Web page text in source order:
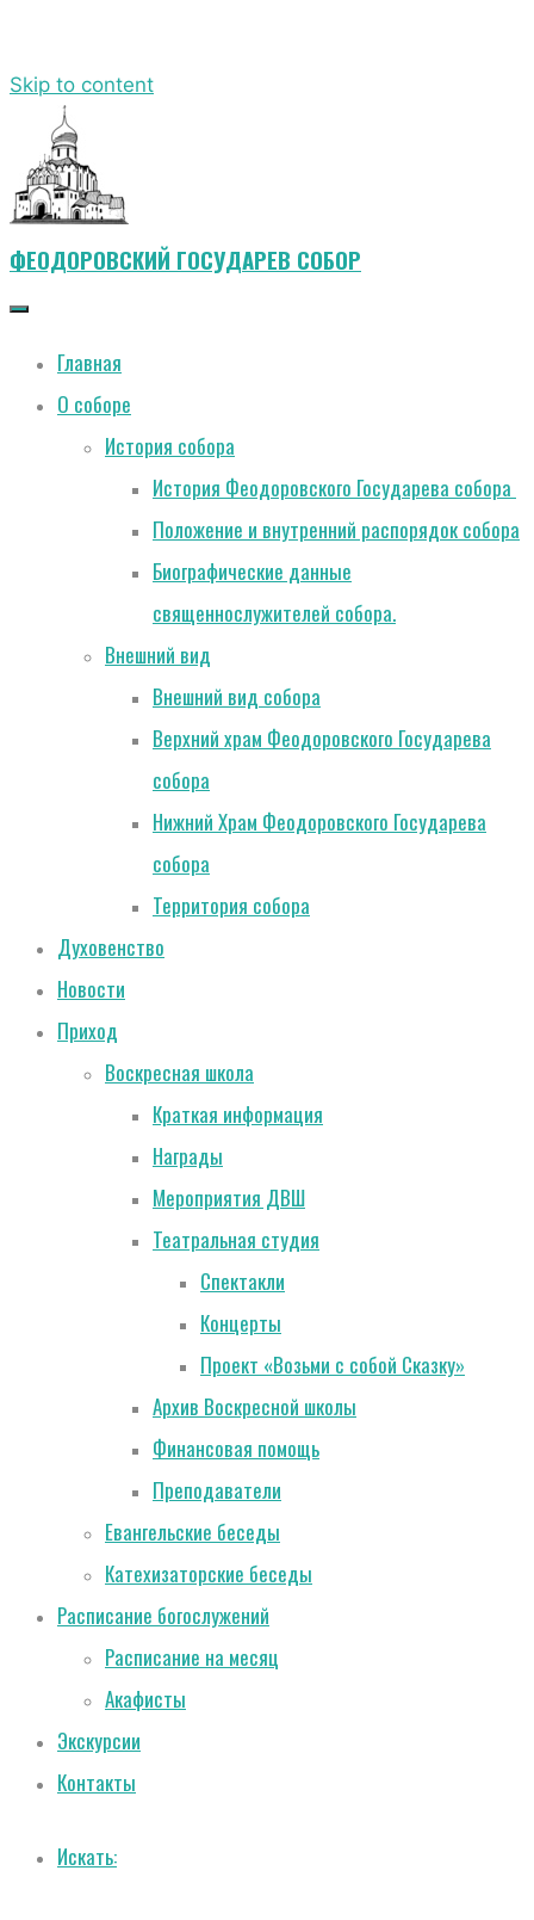
Skip to content
ФЕОДОРОВСКИЙ ГОСУДАРЕВ СОБОР
Главная
О соборе
История собора
История Феодоровского Государева собора
Положение и внутренний распорядок собора
Биографические данные
священнослужителей собора.
Внешний вид
Внешний вид собора
Верхний храм Феодоровского Государева
собора
Нижний Храм Феодоровского Государева
собора
Территория собора
Духовенство
Новости
Приход
Воскресная школа
Краткая информация
Награды
Мероприятия ДВШ
Театральная студия
Спектакли
Концерты
Проект «Возьми с собой Сказку»
Архив Воскресной школы
Финансовая помощь
Преподаватели
Евангельские беседы
Катехизаторские беседы
Расписание богослужений
Расписание на месяц
Акафисты
Экскурсии
Контакты
Искать: